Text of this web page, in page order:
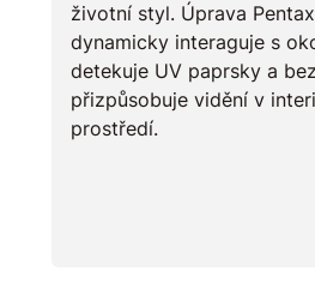
životní styl. Úprava
dynamicky interaguje s
detekuje UV paprsky a
přizpůsobuje vidění v
prostředí.